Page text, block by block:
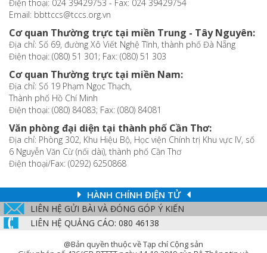
Điện thoại: 024 39429753 - Fax: 024 39429754
Email: bbttccs@tccs.org.vn
Cơ quan Thường trực tại miền Trung - Tây Nguyên:
Địa chỉ: Số 69, đường Xô Viết Nghệ Tĩnh, thành phố Đà Nẵng
Điện thoại: (080) 51 301; Fax: (080) 51 303
Cơ quan Thường trực tại miền Nam:
Địa chỉ: Số 19 Phạm Ngọc Thạch,
Thành phố Hồ Chí Minh
Điện thoại: (080) 84083; Fax: (080) 84081
Văn phòng đại diện tại thành phố Cần Thơ:
Địa chỉ: Phòng 302, Khu Hiệu Bộ, Học viện Chính trị Khu vực IV, số
6 Nguyễn Văn Cừ (nối dài), thành phố Cần Thơ
Điện thoại/Fax: (0292) 6250868
HÀNH CHÍNH ĐIỆN TỬ
LIÊN HỆ GỬI BÀI VÀ ĐÓNG GÓP Ý KIẾN
LIÊN HỆ QUẢNG CÁO: 080 46138
@Bản quyền thuộc về Tạp chí Cộng sản